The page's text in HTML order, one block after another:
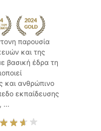
παρουσία
και της
βασική έδρα τη
και ανθρώπινο
εκπαίδευσης
...